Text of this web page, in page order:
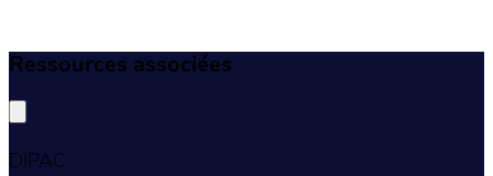
Ressources associées
DIPAC